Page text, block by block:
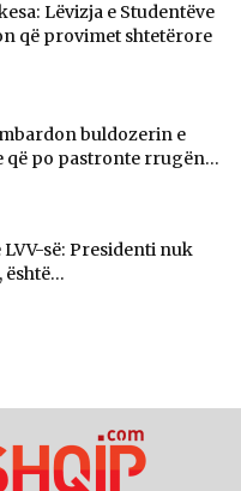
Lëvizja e Studentëve
që provimet shtetërore
buldozerin e
që po pastronte rrugën...
LVV-së: Presidenti nuk
është...